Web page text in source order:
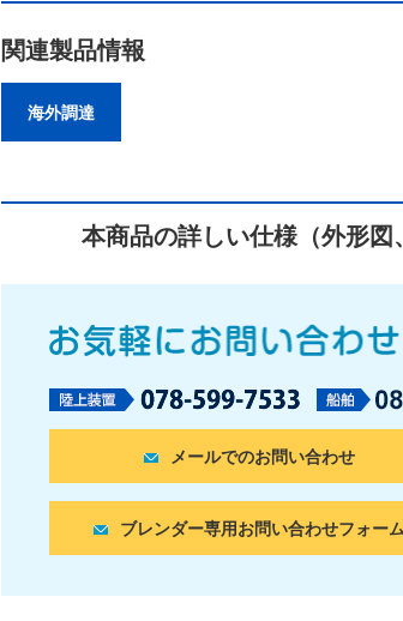
関連製品情報
海外調達
本商品の詳しい仕様（外形
メールでのお問い合わせ
ブレンダー専用お問い合わせフォー